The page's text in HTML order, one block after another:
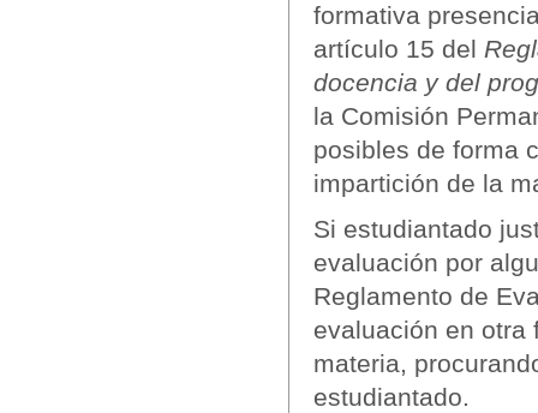
formativa
artículo 15 del
docencia y del
la Comisión
posibles de forma
impartición de la
Si estudiantado
evaluación por
Reglamento de
evaluación en otra
materia,
estudiantado.